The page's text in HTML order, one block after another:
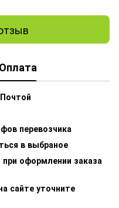
Оплата
перевозчика
в выбраное
оформлении заказа
сайте уточните